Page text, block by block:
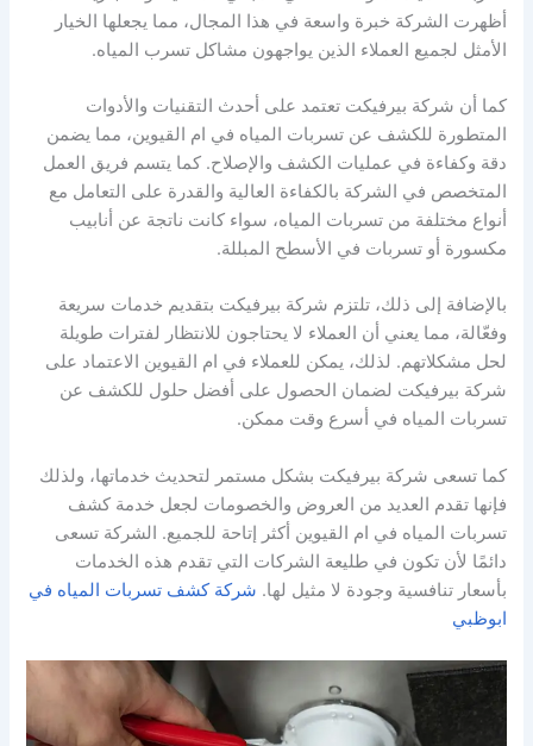
أظهرت الشركة خبرة واسعة في هذا المجال، مما يجعلها الخيار
الأمثل لجميع العملاء الذين يواجهون مشاكل تسرب المياه.
كما أن شركة بيرفيكت تعتمد على أحدث التقنيات والأدوات
المتطورة للكشف عن تسربات المياه في ام القيوين، مما يضمن
دقة وكفاءة في عمليات الكشف والإصلاح. كما يتسم فريق العمل
المتخصص في الشركة بالكفاءة العالية والقدرة على التعامل مع
أنواع مختلفة من تسربات المياه، سواء كانت ناتجة عن أنابيب
مكسورة أو تسربات في الأسطح المبللة.
بالإضافة إلى ذلك، تلتزم شركة بيرفيكت بتقديم خدمات سريعة
وفعّالة، مما يعني أن العملاء لا يحتاجون للانتظار لفترات طويلة
لحل مشكلاتهم. لذلك، يمكن للعملاء في ام القيوين الاعتماد على
شركة بيرفيكت لضمان الحصول على أفضل حلول للكشف عن
تسربات المياه في أسرع وقت ممكن.
كما تسعى شركة بيرفيكت بشكل مستمر لتحديث خدماتها، ولذلك
فإنها تقدم العديد من العروض والخصومات لجعل خدمة كشف
تسربات المياه في ام القيوين أكثر إتاحة للجميع. الشركة تسعى
دائمًا لأن تكون في طليعة الشركات التي تقدم هذه الخدمات
بأسعار تنافسية وجودة لا مثيل لها. شركة كشف تسربات المياه في
ابوظبي